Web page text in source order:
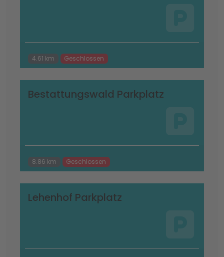
4.61 km Geschlossen
Bestattungswald Parkplatz
8.86 km Geschlossen
Lehenhof Parkplatz